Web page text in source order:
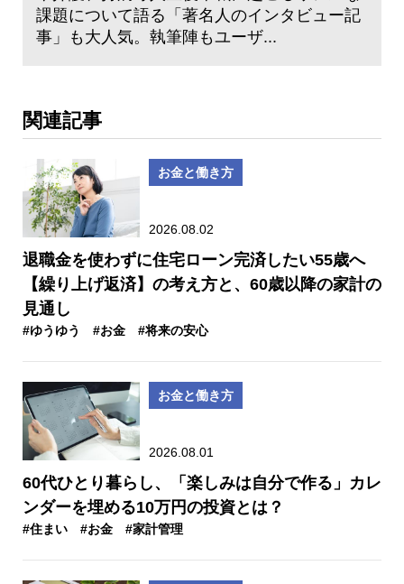
課題について語る「著名人のインタビュー記
事」も大人気。執筆陣もユーザ...
関連記事
お金と働き方
2026.08.02
退職金を使わずに住宅ローン完済したい55歳へ
【繰り上げ返済】の考え方と、60歳以降の家計の
見通し
#ゆうゆう #お金 #将来の安心
お金と働き方
2026.08.01
60代ひとり暮らし、「楽しみは自分で作る」カレ
ンダーを埋める10万円の投資とは？
#住まい #お金 #家計管理